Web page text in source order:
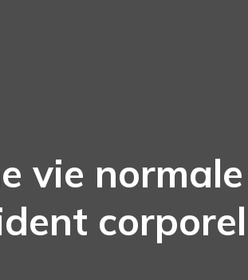
vie
corporel